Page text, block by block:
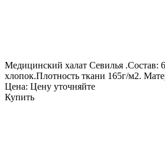
Медицинский халат Севилья .Состав:
хлопок.Плотность ткани 165г/м2.
Цена: Цену уточняйте
Купить